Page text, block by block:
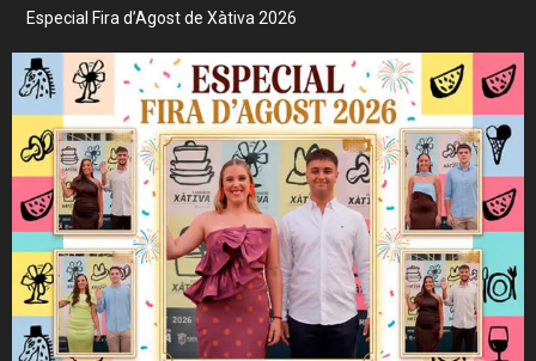
Especial Fira d’Agost de Xàtiva 2026